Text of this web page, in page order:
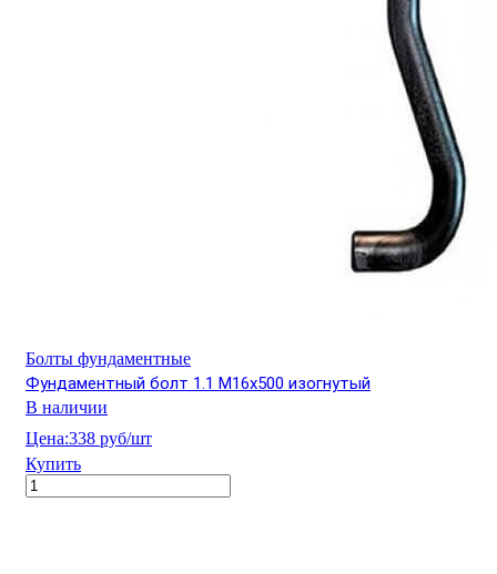
Болты фундаментные
Фундаментный болт 1.1 М16х500 изогнутый
В наличии
Цена:338 руб/шт
Купить